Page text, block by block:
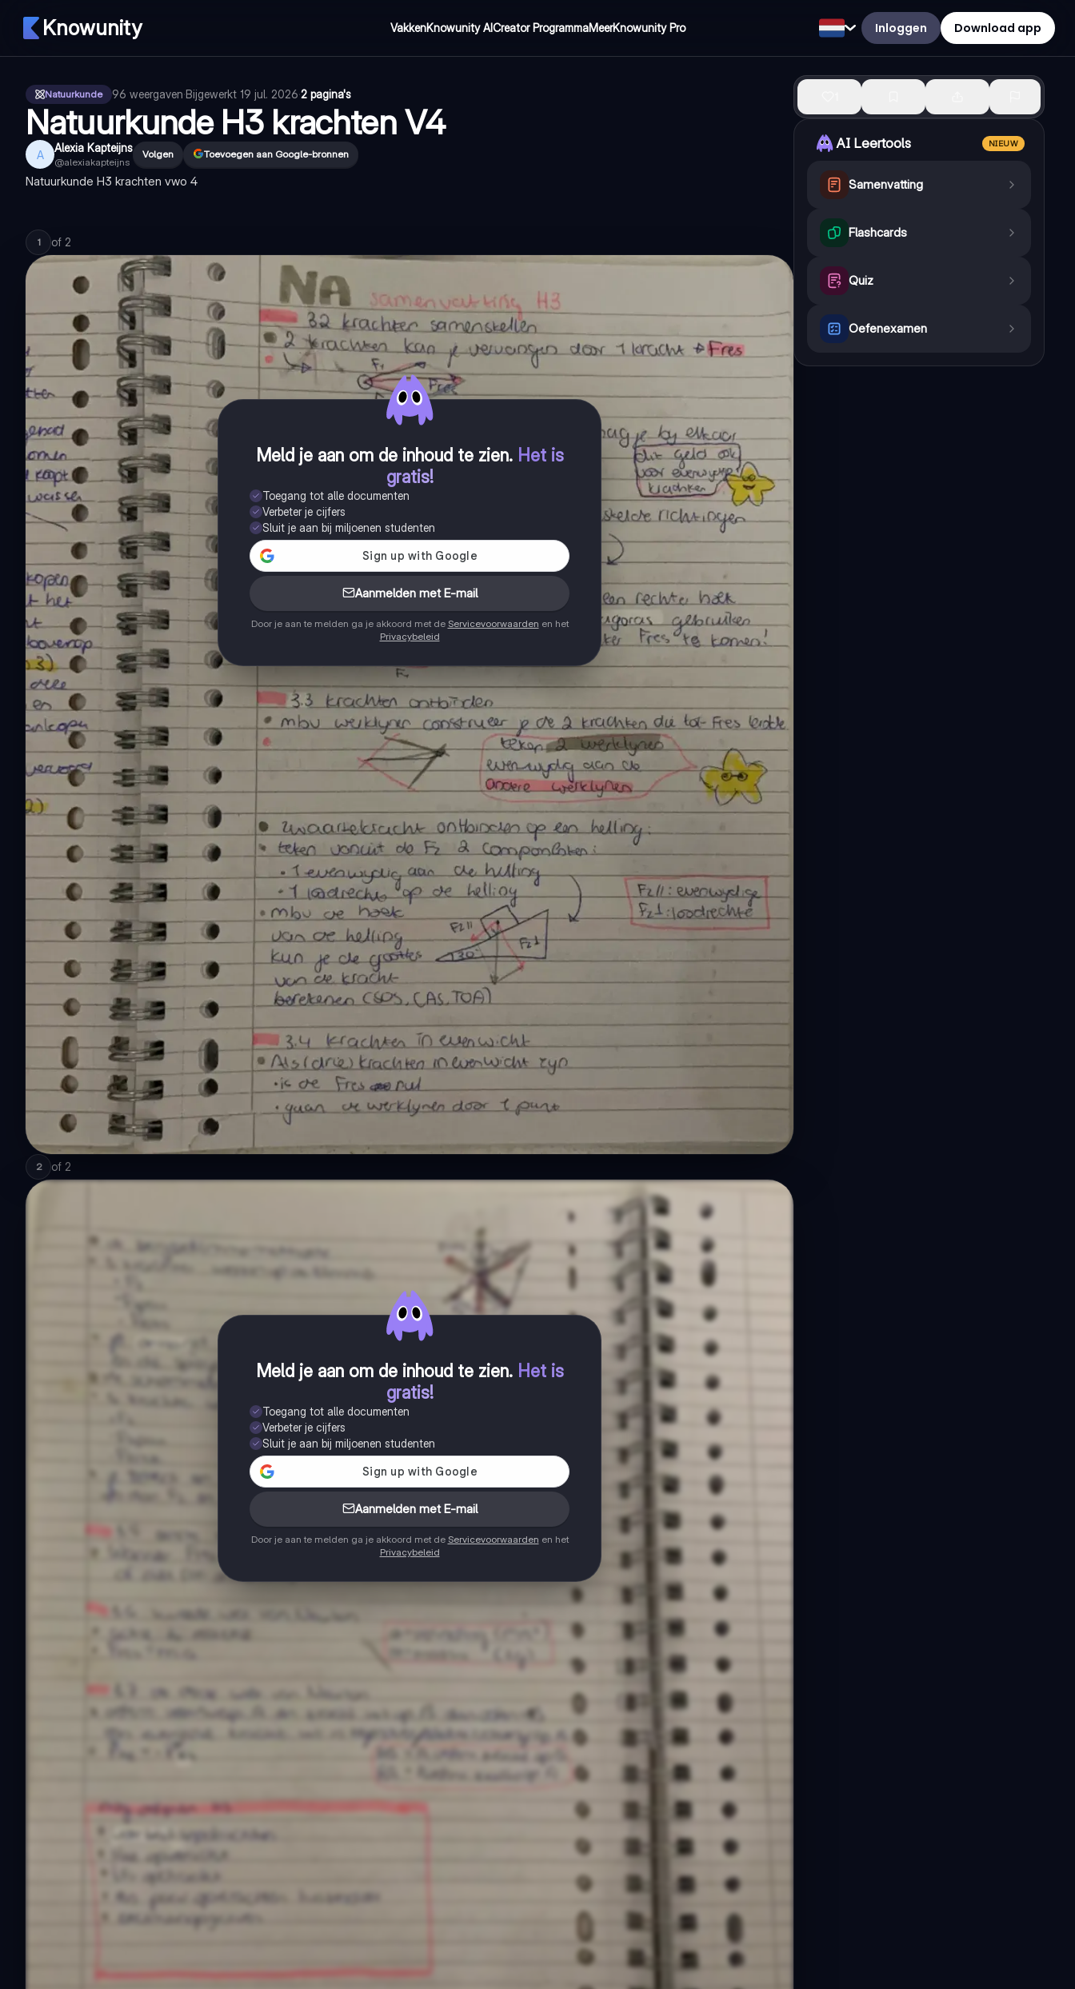
Knowunity VakkenKnowunity AICreator ProgrammaMeerKnowunity Pro Inloggen Download app
Natuurkunde 96 weergaven·Bijgewerkt 19 jul. 2026·2 pagina's
Natuurkunde H3 krachten V4
A Alexia Kapteijns
@alexiakapteijns
Volgen Toevoegen aan Google-bronnen
Natuurkunde H3 krachten vwo 4
1 of 2
Meld je aan om de inhoud te zien. Het is
gratis!
Toegang tot alle documenten
Verbeter je cijfers
Sluit je aan bij miljoenen studenten
Aanmelden met E-mail
Door je aan te melden ga je akkoord met de Servicevoorwaarden en het
Privacybeleid
2 of 2
Meld je aan om de inhoud te zien. Het is
gratis!
Toegang tot alle documenten
Verbeter je cijfers
Sluit je aan bij miljoenen studenten
Aanmelden met E-mail
Door je aan te melden ga je akkoord met de Servicevoorwaarden en het
Privacybeleid
AI Leertools NIEUW
Samenvatting
Flashcards
Quiz
Oefenexamen